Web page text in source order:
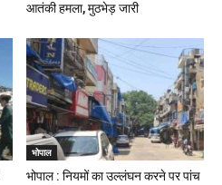
आतंकी हमला, मुठभेड़ जारी
भोपाल
भोपाल : नियमों का उल्लंघन करने पर पांच